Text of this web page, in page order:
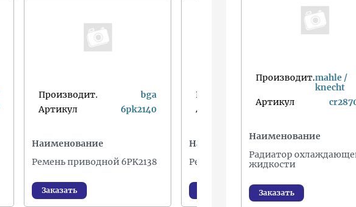
Производит.
bga
Артикул
6pk2140
Наименование
Ремень приводной 6PK2138
Заказать
Производит.
Артикул
6pk2145
Наименование
Ремень поликлиновой
Производит.mahle /
knecht
Артикул
Наименование
Радиатор
жидкости
Заказать